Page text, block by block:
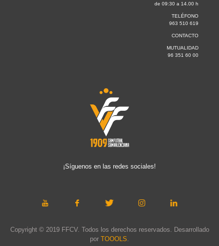
de 09:30 a 14.00 h
TELÉFONO
963 510 619
CONTACTO
MUTUALIDAD
96 351 60 00
¡Síguenos en las redes sociales!
Copyright © 2019 FFCV. Todos los derechos reservados. Desarrollado
por TOOOLS.